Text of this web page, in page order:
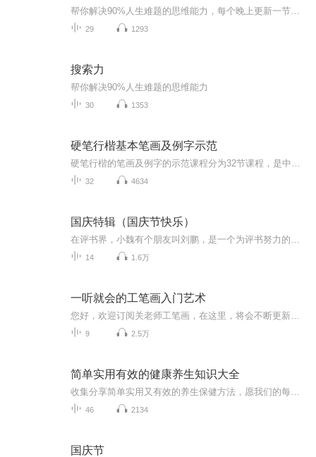
29 1293
搜索力
帮你解决90%人生难题的思维能力
30 1353
硬笔行楷基本笔画及例字示范
32 4634
国庆特辑（国庆节快乐）
14 1.6万
一听就会的工笔画入门艺术
9 2.5万
简单实用有效的健康养生知识大全
46 2134
国庆节